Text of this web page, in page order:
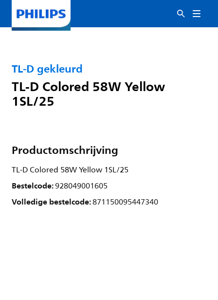
TL-D gekleurd
TL-D Colored 58W Yellow
1SL/25
Productomschrijving
TL-D Colored 58W Yellow 1SL/25
Bestelcode:928049001605
Volledige bestelcode:871150095447340